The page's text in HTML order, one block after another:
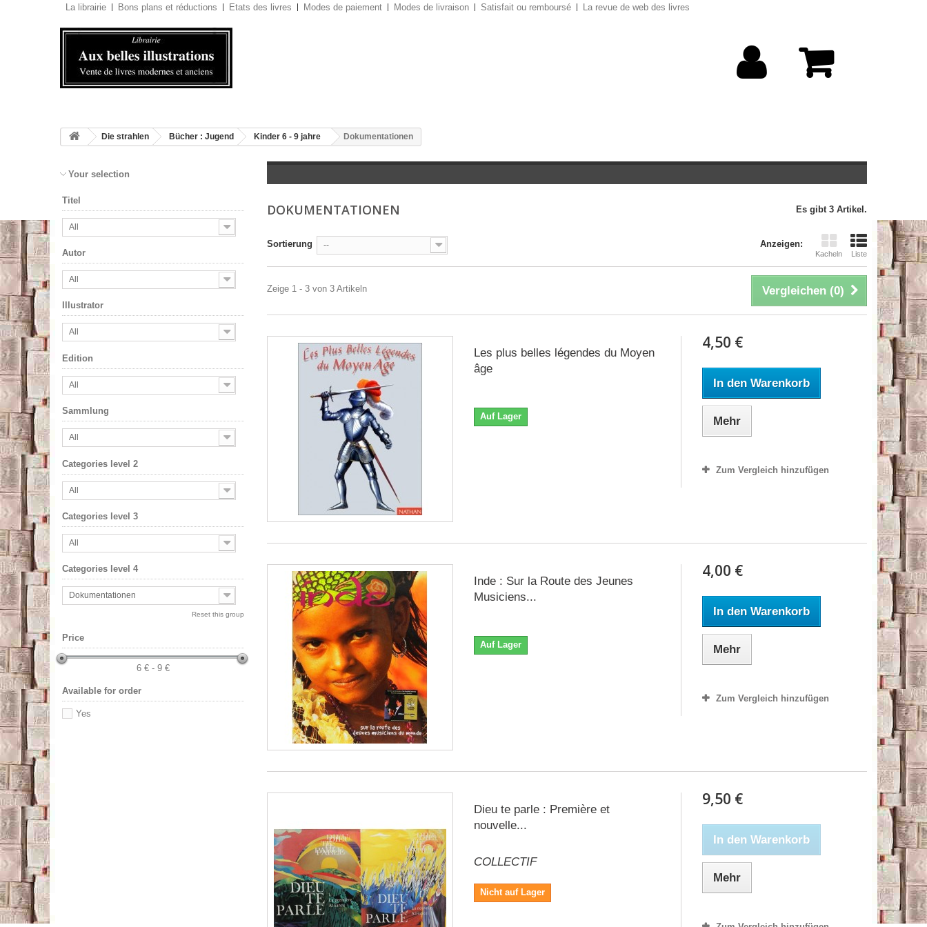
La librairie Bons plans et réductions Etats des livres Modes de paiement Modes de livraison Satisfait ou remboursé La revue de web des livres
Die strahlen Bücher : Jugend Kinder 6 - 9 jahre Dokumentationen
Your selection
Titel
All
Autor
All
Illustrator
All
Edition
All
Sammlung
All
Categories level 2
All
Categories level 3
All
Categories level 4
Dokumentationen
Reset this group
Price
6 € - 9 €
Available for order
Yes
DOKUMENTATIONEN Es gibt 3 Artikel.
Anzeigen:
Kacheln Liste
Sortierung --
Vergleichen (0)
Zeige 1 - 3 von 3 Artikeln
Les plus belles légendes du Moyen
âge
Auf Lager
4,50 €
In den Warenkorb
Mehr
Zum Vergleich hinzufügen
Inde : Sur la Route des Jeunes
Musiciens...
Auf Lager
4,00 €
In den Warenkorb
Mehr
Zum Vergleich hinzufügen
Dieu te parle : Première et
nouvelle...
COLLECTIF
Nicht auf Lager
9,50 €
In den Warenkorb
Mehr